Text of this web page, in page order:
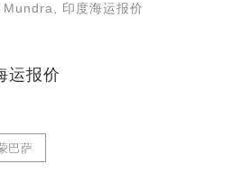
Mundra, 印度海运报价
运报价
巴萨